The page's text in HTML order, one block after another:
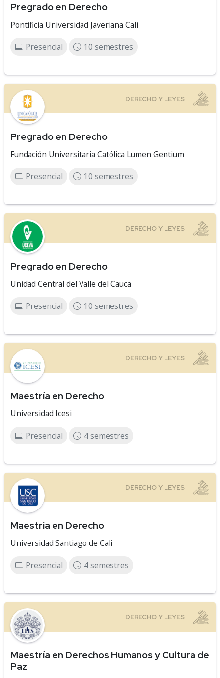
Pregrado en Derecho
Pontificia Universidad Javeriana Cali
Presencial 10 semestres
Pregrado en Derecho
Fundación Universitaria Católica Lumen Gentium
Presencial 10 semestres
Pregrado en Derecho
Unidad Central del Valle del Cauca
Presencial 10 semestres
Maestría en Derecho
Universidad Icesi
Presencial 4 semestres
Maestría en Derecho
Universidad Santiago de Cali
Presencial 4 semestres
Maestría en Derechos Humanos y Cultura de
Paz